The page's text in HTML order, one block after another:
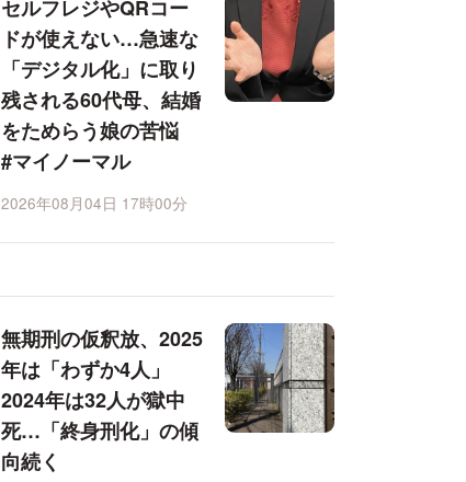
セルフレジやQRコー
ドが使えない…急速な
「デジタル化」に取り
残される60代母、結婚
をためらう娘の苦悩
#マイノーマル
2026年08月04日 17時00分
無期刑の仮釈放、2025
年は「わずか4人」
2024年は32人が獄中
死…「終身刑化」の傾
向続く